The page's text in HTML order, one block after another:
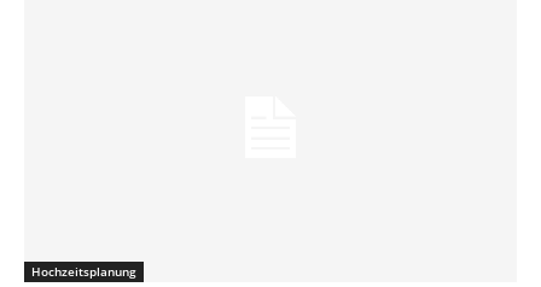
Hochzeitsplanung